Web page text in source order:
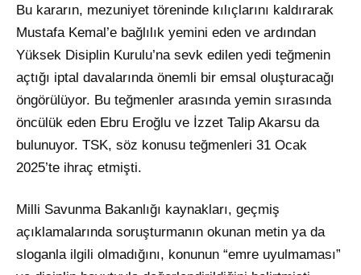
Bu kararın, mezuniyet töreninde kılıçlarını kaldırarak
Mustafa Kemal’e bağlılık yemini eden ve ardından
Yüksek Disiplin Kurulu’na sevk edilen yedi teğmenin
açtığı iptal davalarında önemli bir emsal oluşturacağı
öngörülüyor. Bu teğmenler arasında yemin sırasında
öncülük eden Ebru Eroğlu ve İzzet Talip Akarsu da
bulunuyor. TSK, söz konusu teğmenleri 31 Ocak
2025’te ihraç etmişti.
Milli Savunma Bakanlığı kaynakları, geçmiş
açıklamalarında soruşturmanın okunan metin ya da
sloganla ilgili olmadığını, konunun “emre uyulmaması”